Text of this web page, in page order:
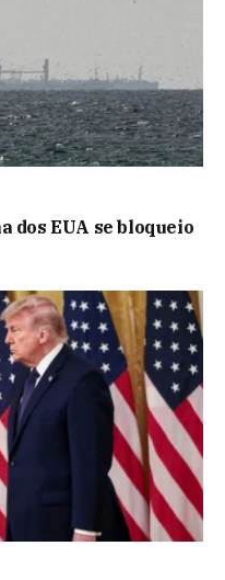
dos EUA se bloqueio